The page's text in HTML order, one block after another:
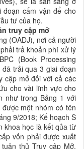
cấm vận để cho
tư của họ.
truy cập mở
(OADJ), nơi cả người
trả khoản phí xử lý
(Book Processing
trải qua 3 giai đoạn
cập mở đối với cả các
cho vài lĩnh vực cho
như trong Bảng 1 với
một nhóm có tên
9/2018; Kế hoạch S
khoa học là kết qủa từ
vốn phải được xuất
thủ Truy cập Mở.